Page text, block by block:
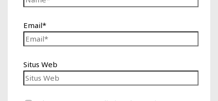
Email*
Situs Web